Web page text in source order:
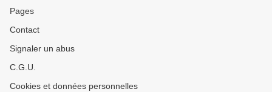
Pages
Contact
Signaler un abus
C.G.U.
Cookies et données personnelles